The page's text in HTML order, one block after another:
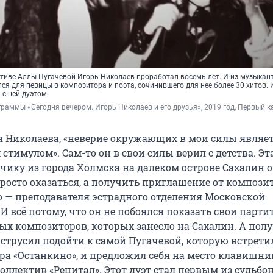
Аллы Пугачевой Игорь Николаев проработал восемь лет. И из
для певицы в композитора и поэта, сочинившего для нее более 30 хитов.
ней дуэтом
​​​​​​«Сегодня вечером. Игорь Николаев и его друзья», 2019 год, Первый
Николаева, «неверие окружающих в мои силы
Сам-то он в свои силы верил с детства.
из города Холмска на далеком острове Сахалин
оказаться, а получить приглашение от
преподавателя эстрадного отделения Московской
всё потому, что он не побоялся показать свои
композиторов, которых занесло на Сахалин. А
подойти к самой Пугачевой, которую
«Останкино», и предложил себя на место
«Рецитал». Этот дуэт стал первым из